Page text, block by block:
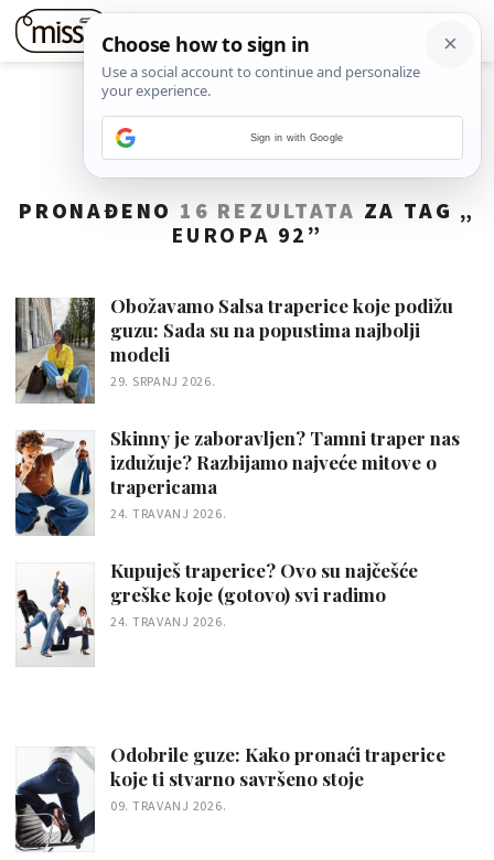
PRONAĐENO 16 REZULTATA ZA TAG „
EUROPA 92 ”
Obožavamo Salsa traperice koje podižu
guzu: Sada su na popustima najbolji
modeli
29. SRPANJ 2026.
Skinny je zaboravljen? Tamni traper nas
izdužuje? Razbijamo najveće mitove o
trapericama
24. TRAVANJ 2026.
Kupuješ traperice? Ovo su najčešće
greške koje (gotovo) svi radimo
24. TRAVANJ 2026.
Odobrile guze: Kako pronaći traperice
koje ti stvarno savršeno stoje
09. TRAVANJ 2026.
Sign in with Google